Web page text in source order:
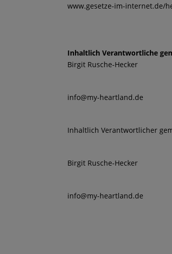
www.gesetze-im-internet.de/
Inhaltlich Verantwortliche
Birgit Rusche-Hecker
info@my-heartland.de
Inhaltlich Verantwortlicher
Birgit Rusche-Hecker
info@my-heartland.de